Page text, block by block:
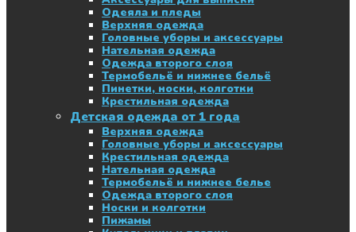
Одеяла и пледы
Верхняя одежда
Головные уборы и аксессуары
Нательная одежда
Одежда второго слоя
Термобельё и нижнее бельё
Пинетки, носки, колготки
Крестильная одежда
Детская одежда от 1 года
Верхняя одежда
Головные уборы и аксессуары
Крестильная одежда
Нательная одежда
Термобельё и нижнее белье
Одежда второго слоя
Носки и колготки
Пижамы